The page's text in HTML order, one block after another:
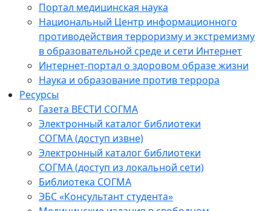
Портал медицинская наука
Национальный Центр информационного
противодействия терроризму и экстремизму
в образовательной среде и сети Интернет
Интернет-портал о здоровом образе жизни
Наука и образование против террора
Ресурсы
Газета ВЕСТИ СОГМА
Электронный каталог библиотеки
СОГМА (доступ извне)
Электронный каталог библиотеки
СОГМА (доступ из локальной сети)
Библиотека СОГМА
ЭБС «Консультант студента»